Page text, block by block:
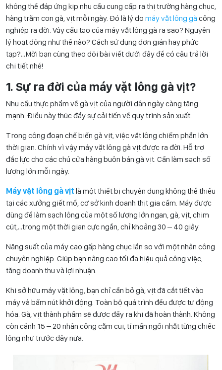
không thể đáp ứng kịp nhu cầu cung cấp ra thị trường hàng chục,
hàng trăm con gà, vịt mỗi ngày. Đó là lý do máy vặt lông gà công
nghiệp ra đời. Vậy cấu tạo của máy vặt lông gà ra sao? Nguyên
lý hoạt động như thế nào? Cách sử dụng đơn giản hay phức
tạp?…Mời bạn cùng theo dõi bài viết dưới đây để có câu trả lời
chi tiết nhé!
1. Sự ra đời của máy vặt lông gà vịt?
Nhu cầu thực phẩm về gà vịt của người dân ngày càng tăng
mạnh. Điều này thúc đẩy sự cải tiến về quy trình sản xuất.
Trong công đoạn chế biến gà vịt, việc vặt lông chiếm phần lớn
thời gian. Chính vì vậy máy vặt lông gà vịt được ra đời. Hỗ trợ
đắc lực cho các chủ cửa hàng buôn bán gà vịt. Cần làm sạch số
lượng lớn mỗi ngày.
Máy vặt lông gà vịt là một thiết bị chuyên dụng không thể thiếu
tại các xưởng giết mổ, cơ sở kinh doanh thịt gia cầm. Máy được
dùng để làm sạch lông của một số lượng lớn ngan, gà, vịt, chim
cút,…trong một thời gian cực ngắn, chỉ khoảng 30 – 40 giây.
Năng suất của máy cao gấp hàng chục lần so với một nhân công
chuyên nghiệp. Giúp bạn nâng cao tối đa hiệu quả công việc,
tăng doanh thu và lợi nhuận.
Khi sở hữu máy vặt lông, bạn chỉ cần bỏ gà, vịt đã cắt tiết vào
máy và bấm nút khởi động. Toàn bộ quá trình đều được tự động
hóa. Gà, vịt thành phẩm sẽ được đẩy ra khi đã hoàn thành. Không
còn cảnh 15 – 20 nhân công cặm cụi, tỉ mẩn ngồi nhặt từng chiếc
lông như trước đây nữa.